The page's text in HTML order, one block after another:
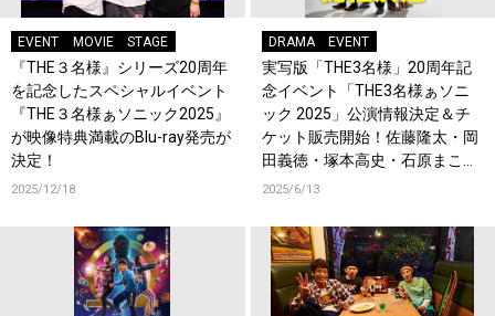
EVENT MOVIE STAGE
『THE３名様』シリーズ20周年
を記念したスペシャルイベント
『THE３名様ぁソニック2025』
が映像特典満載のBlu-ray発売が
決定！
2025/12/18
DRAMA EVENT
実写版「THE3名様」20周年記
念イベント「THE3名様ぁソニ
ック 2025」公演情報決定＆チ
ケット販売開始！佐藤隆太・岡
田義徳・塚本高史・石原まこち
んからコメントも到着！
2025/6/13